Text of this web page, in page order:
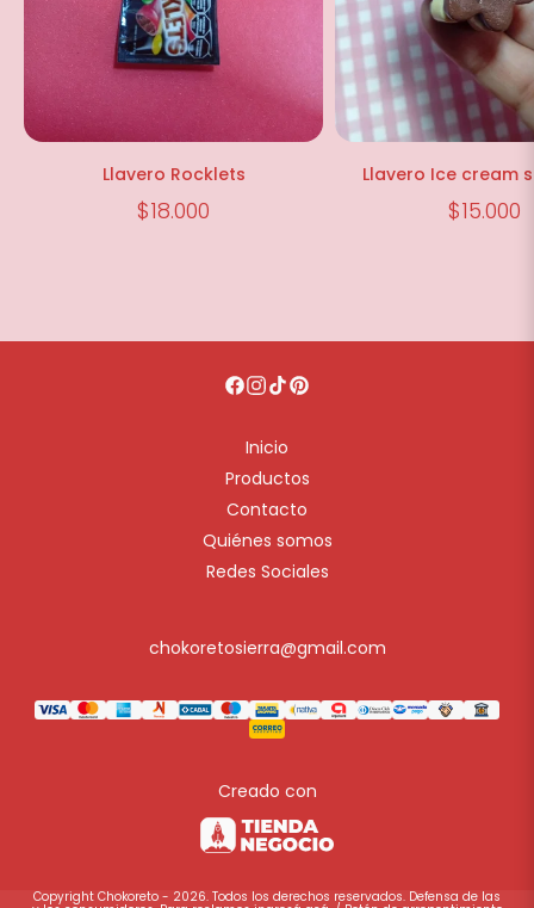
Llavero Rocklets
$18.000
Llavero Ice cream
$15.000
Inicio
Productos
Contacto
Quiénes somos
Redes Sociales
chokoretosierra@gmail.com
Creado con
Copyright Chokoreto - 2026. Todos los derechos reservados. Defensa de las